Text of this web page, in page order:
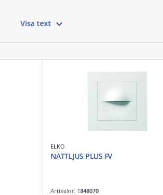
Visa text 
ELKO
NATTLJUS PLUS FV
Artikelnr: 1848070